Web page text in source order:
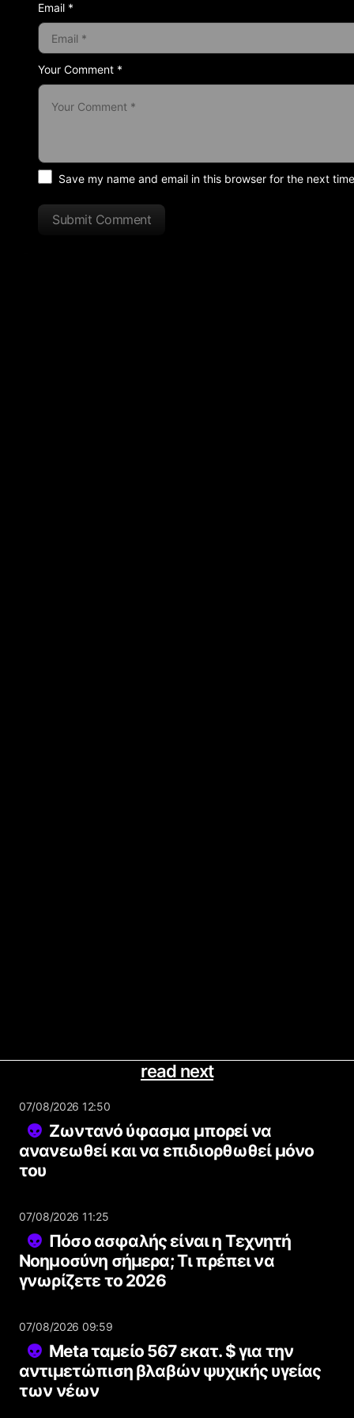
Your Comment *
Email *
Save my name and email in this browser for the next
Submit Comment
read next
07/08/2026 12:50
Ζωντανό ύφασμα μπορεί να
ανανεωθεί και να επιδιορθωθεί μόνο
του
07/08/2026 11:25
Πόσο ασφαλής είναι η Τεχνητή
Νοημοσύνη σήμερα; Τι πρέπει να
γνωρίζετε το 2026
07/08/2026 09:59
Meta ταμείο 567 εκατ. $ για την
αντιμετώπιση βλαβών ψυχικής υγείας
των νέων